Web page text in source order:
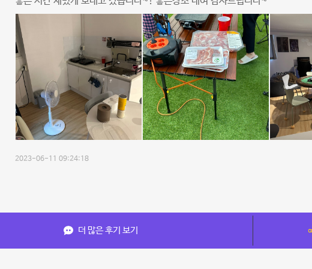
2023-06-11 09:24:18
더 많은 후기 보기